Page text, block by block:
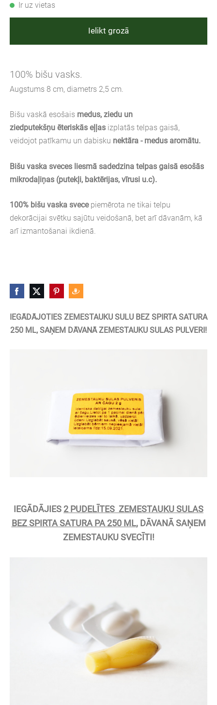
IEGĀDĀJOTIES ZEMESTAUKU SULU BEZ SPIRTA SATURA
250 ML, SAŅEM DĀVANĀ ZEMESTAUKU SULAS PULVERI!
IEGĀDĀJIES 2 PUDELĪTES ZEMESTAUKU SULAS
BEZ SPIRTA SATURA PA 250 ML, DĀVANĀ SAŅEM
ZEMESTAUKU SVECĪTI!
Ir uz vietas
Ielikt grozā
100% bišu vasks.
Augstums 8 cm, diametrs 2,5 cm.
Bišu vaskā esošais medus, ziedu un
ziedputekšņu ēteriskās eļļas izplatās telpas gaisā,
veidojot patīkamu un dabisku nektāra - medus aromātu.
Bišu vaska sveces liesmā sadedzina telpas gaisā esošās
mikrodaļiņas (putekļi, baktērijas, vīrusi u.c).
100% bišu vaska svece piemērota ne tikai telpu
dekorācijai svētku sajūtu veidošanā, bet arī dāvanām, kā
arī izmantošanai ikdienā.